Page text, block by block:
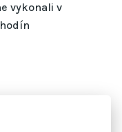
vykonali v